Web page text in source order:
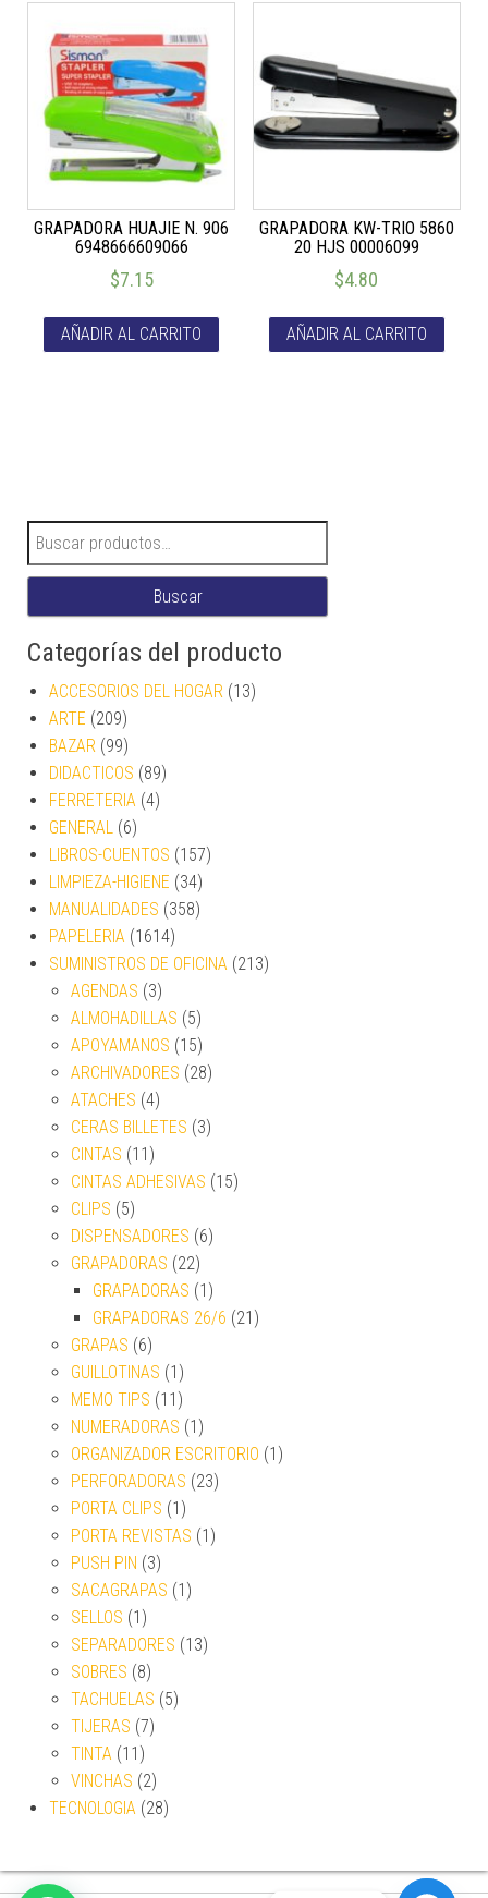
GRAPADORA HUAJIE N. 906
6948666609066
$7.15
AÑADIR AL CARRITO
GRAPADORA KW-TRIO 5860
20 HJS 00006099
$4.80
AÑADIR AL CARRITO
Buscar por:
Buscar
Categorías del producto
ACCESORIOS DEL HOGAR (13)
ARTE (209)
BAZAR (99)
DIDACTICOS (89)
FERRETERIA (4)
GENERAL (6)
LIBROS-CUENTOS (157)
LIMPIEZA-HIGIENE (34)
MANUALIDADES (358)
PAPELERIA (1614)
SUMINISTROS DE OFICINA (213)
AGENDAS (3)
ALMOHADILLAS (5)
APOYAMANOS (15)
ARCHIVADORES (28)
ATACHES (4)
CERAS BILLETES (3)
CINTAS (11)
CINTAS ADHESIVAS (15)
CLIPS (5)
DISPENSADORES (6)
GRAPADORAS (22)
GRAPADORAS (1)
GRAPADORAS 26/6 (21)
GRAPAS (6)
GUILLOTINAS (1)
MEMO TIPS (11)
NUMERADORAS (1)
ORGANIZADOR ESCRITORIO (1)
PERFORADORAS (23)
PORTA CLIPS (1)
PORTA REVISTAS (1)
PUSH PIN (3)
SACAGRAPAS (1)
SELLOS (1)
SEPARADORES (13)
SOBRES (8)
TACHUELAS (5)
TIJERAS (7)
TINTA (11)
VINCHAS (2)
TECNOLOGIA (28)